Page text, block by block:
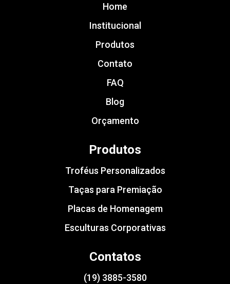
Home
Institucional
Produtos
Contato
FAQ
Blog
Orçamento
Produtos
Troféus Personalizados
Taças para Premiação
Placas de Homenagem
Esculturas Corporativas
Contatos
(19) 3885-3580